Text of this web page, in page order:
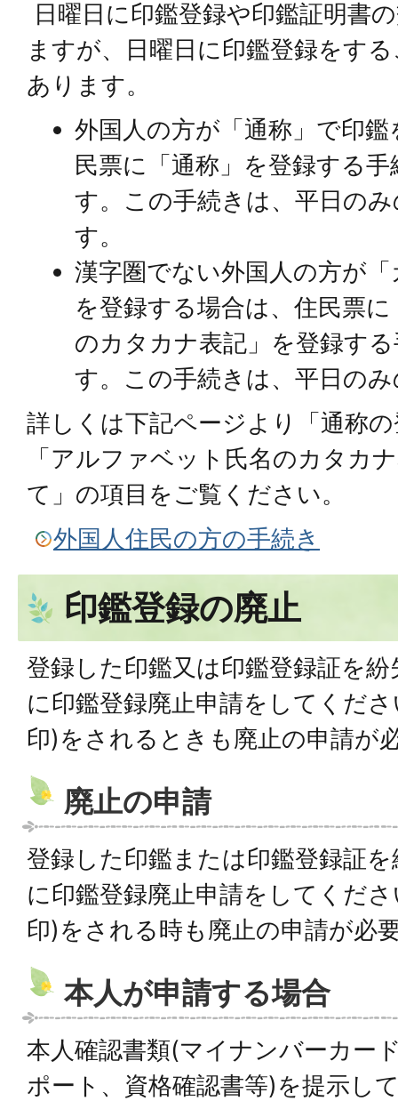
日曜日に印鑑登録や印鑑証明書
ますが、日曜日に印鑑登録をす
あります。
外国人の方が「通称」で印
民票に「通称」を登録する
す。この手続きは、平日の
す。
漢字圏でない外国人の方が
を登録する場合は、住民票
のカタカナ表記」を登録す
す。この手続きは、平日の
詳しくは下記ページより「通称
「アルファベット氏名のカタカ
て」の項目をご覧ください。
外国人住民の方の手続き
印鑑登録の廃止
登録した印鑑又は印鑑登録証を
に印鑑登録廃止申請をしてくだ
印)をされるときも廃止の申請が
廃止の申請
登録した印鑑または印鑑登録証
に印鑑登録廃止申請をしてくだ
印)をされる時も廃止の申請が必
本人が申請する場合
本人確認書類(マイナンバーカー
ポート、資格確認書等)を提示し